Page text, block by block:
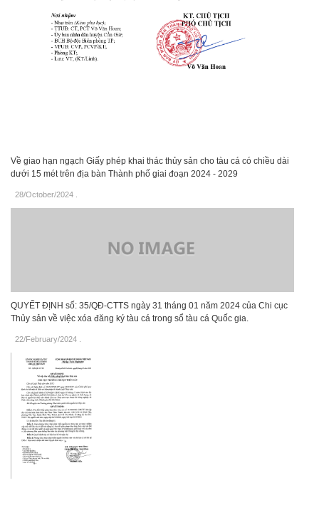
Về giao hạn ngạch Giấy phép khai thác thủy sản cho tàu cá có chiều dài
dưới 15 mét trên địa bàn Thành phố giai đoạn 2024 - 2029
28/October/2024
QUYẾT ĐỊNH số: 35/QĐ-CTTS ngày 31 tháng 01 năm 2024 của Chi cục
Thủy sản về việc xóa đăng ký tàu cá trong sổ tàu cá Quốc gia.
22/February/2024